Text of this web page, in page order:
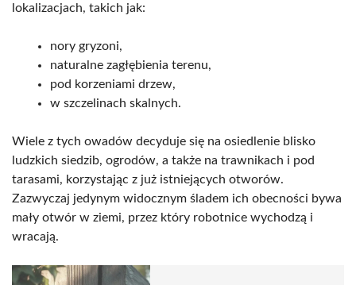
lokalizacjach, takich jak:
nory gryzoni,
naturalne zagłębienia terenu,
pod korzeniami drzew,
w szczelinach skalnych.
Wiele z tych owadów decyduje się na osiedlenie blisko
ludzkich siedzib, ogrodów, a także na trawnikach i pod
tarasami, korzystając z już istniejących otworów.
Zazwyczaj jedynym widocznym śladem ich obecności bywa
mały otwór w ziemi, przez który robotnice wychodzą i
wracają.